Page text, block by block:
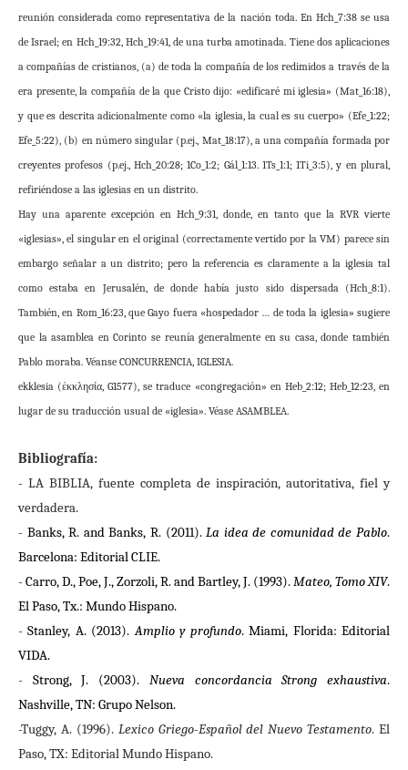
reunión considerada como representativa de la nación toda. En Hch_7:38 se usa
de Israel; en Hch_19:32, Hch_19:41, de una turba amotinada. Tiene dos aplicaciones
a compañías de cristianos, (a) de toda la compañía de los redimidos a través de la
era presente, la compañía de la que Cristo dijo: «edificaré mi iglesia» (Mat_16:18),
y que es descrita adicionalmente como «la iglesia, la cual es su cuerpo» (Efe_1:22;
Efe_5:22), (b) en número singular (p.ej., Mat_18:17), a una compañía formada por
creyentes profesos (p.ej., Hch_20:28; 1Co_1:2; Gál_1:13. 1Ts_1:1; 1Ti_3:5), y en plural,
refiriéndose a las iglesias en un distrito.
Hay una aparente excepción en Hch_9:31, donde, en tanto que la RVR vierte
«iglesias», el singular en el original (correctamente vertido por la VM) parece sin
embargo señalar a un distrito; pero la referencia es claramente a la iglesia tal
como estaba en Jerusalén, de donde había justo sido dispersada (Hch_8:1).
También, en Rom_16:23, que Gayo fuera «hospedador … de toda la iglesia» sugiere
que la asamblea en Corinto se reunía generalmente en su casa, donde también
Pablo moraba. Véanse CONCURRENCIA, IGLESIA.
ekklesia (ἐκκλησία, G1577), se traduce «congregación» en Heb_2:12; Heb_12:23, en
lugar de su traducción usual de «iglesia». Véase ASAMBLEA.
Bibliografía:
- LA BIBLIA, fuente completa de inspiración, autoritativa, fiel y
verdadera.
- Banks, R. and Banks, R. (2011).La idea de comunidad de Pablo.
Barcelona: Editorial CLIE.
-Carro, D., Poe, J., Zorzoli, R. and Bartley, J. (1993).Mateo, Tomo XIV.
El Paso, Tx.: Mundo Hispano.
-Stanley, A. (2013).Amplio y profundo. Miami, Florida: Editorial
VIDA.
- Strong, J. (2003). Nueva concordancia Strong exhaustiva.
Nashville, TN: Grupo Nelson.
-Tuggy, A. (1996). Lexico Griego-Español del Nuevo Testamento. El
Paso, TX: Editorial Mundo Hispano.